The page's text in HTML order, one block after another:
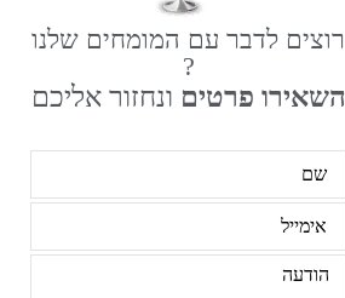
רוצים לדבר עם המומחים שלנו
?
השאירו פרטים ונחזור אליכם